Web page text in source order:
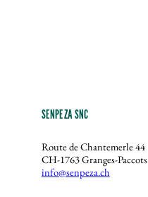
SENPEZA SNC
Route de Chantemerle 44
CH-1763 Granges-Paccots
info@senpeza.ch